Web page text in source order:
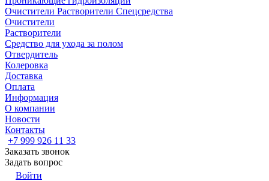
Очистители Растворители Спецсредства
Очистители
Растворители
Средство для ухода за полом
Отвердитель
Колеровка
Доставка
Оплата
Информация
О компании
Новости
Контакты
+7 999 926 11 33
Заказать звонок
Задать вопрос
Войти